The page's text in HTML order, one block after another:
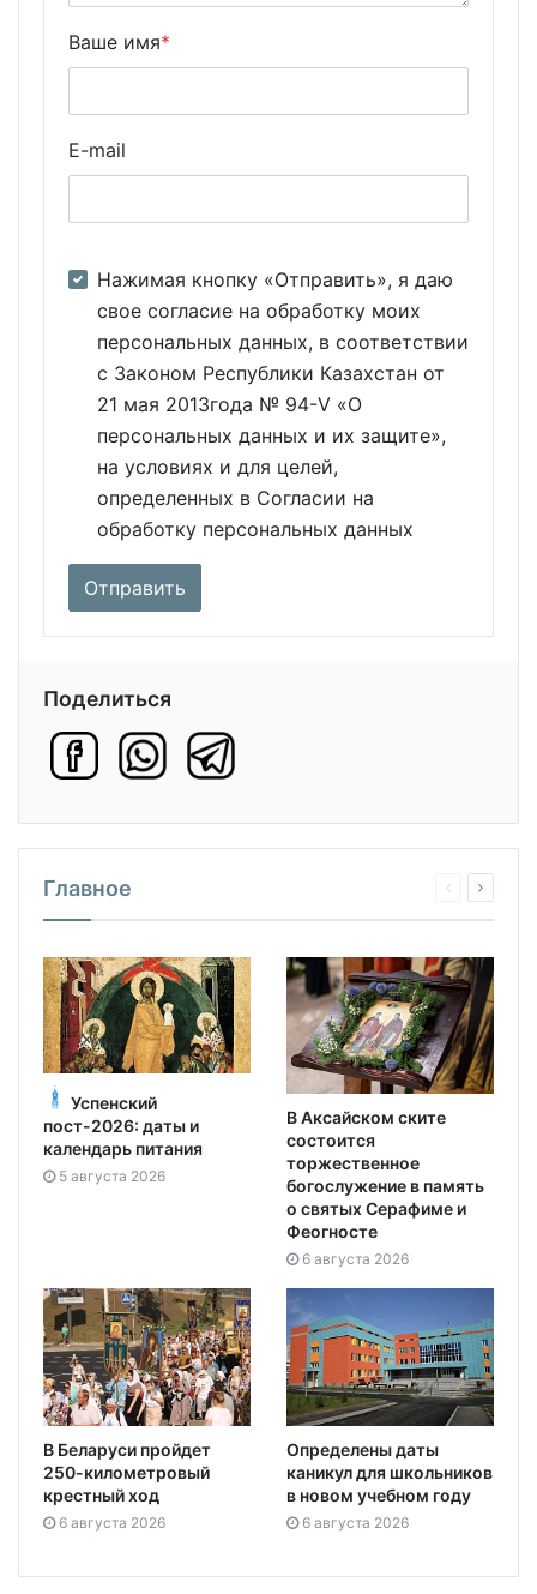
Ваше имя*
E-mail
Нажимая кнопку «Отправить», я даю
свое согласие на обработку моих
персональных данных, в соответствии
с Законом Республики Казахстан от
21 мая 2013года № 94-V «О
персональных данных и их защите»,
на условиях и для целей,
определенных в Согласии на
обработку персональных данных
Поделиться
Главное
Успенский
пост-2026: даты и
календарь питания
5 августа 2026
В Аксайском ските
состоится
торжественное
богослужение в память
о святых Серафиме и
Феогносте
6 августа 2026
В Беларуси пройдет
250-километровый
крестный ход
6 августа 2026
Определены даты
каникул для школьников
в новом учебном году
6 августа 2026